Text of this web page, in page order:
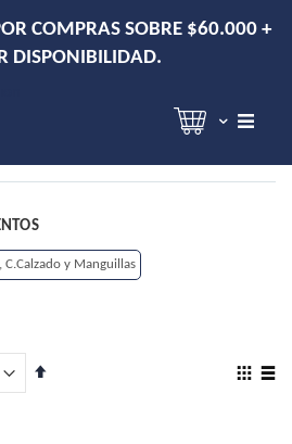
COMPRAS SOBRE $60.000 +
DISPONIBILIDAD.
Establecer
View
y Manguillas